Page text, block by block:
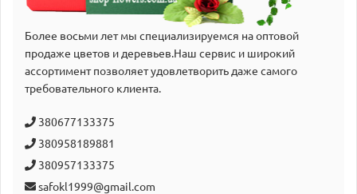
Более восьми лет мы специализируемся на оптовой
продаже цветов и деревьев.Наш сервис и широкий
аcсортимент позволяет удовлетворить даже самого
требовательного клиента.
380677133375
380958189881
380957133375
safokl1999@gmail.com